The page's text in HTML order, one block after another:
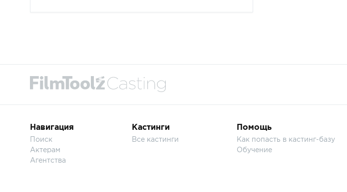
Навигация
Поиск
Актерам
Агентства
Кастинги
Все кастинги
Помощь
Как попасть в кастинг-базу
Обучение